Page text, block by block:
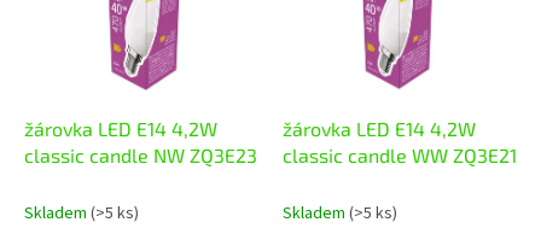
žárovka LED E14 4,2W
classic candle NW ZQ3E23
Skladem (>5 ks)
žárovka LED E14 4,2W
classic candle WW ZQ3E21
Skladem (>5 ks)